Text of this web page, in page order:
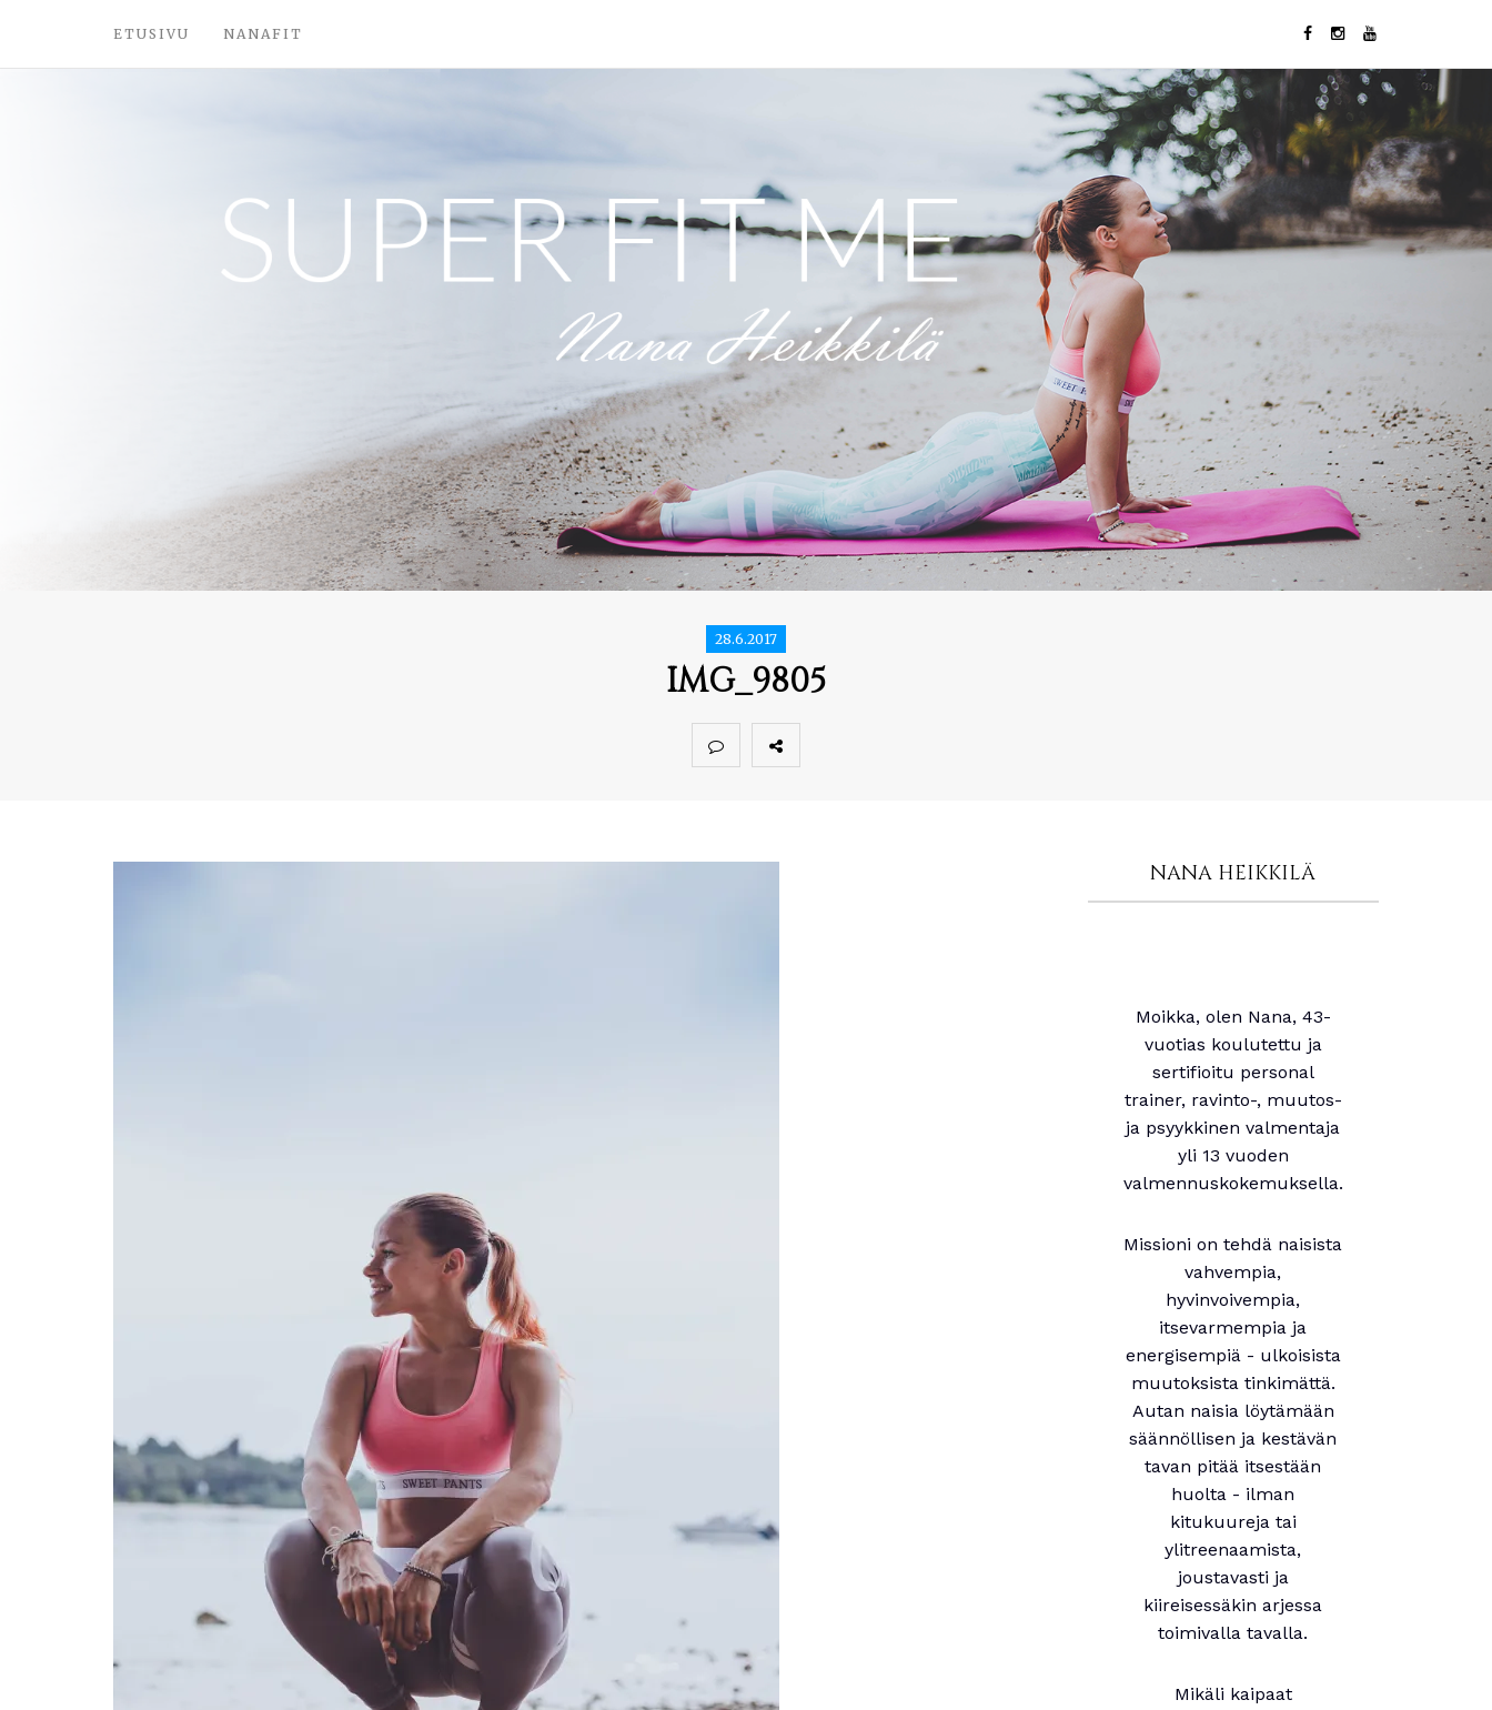
ETUSIVU NANAFIT
28.6.2017
IMG_9805
NANA HEIKKILÄ
Moikka, olen Nana, 43-
vuotias koulutettu ja
sertifioitu personal
trainer, ravinto-, muutos-
ja psyykkinen valmentaja
yli 13 vuoden
valmennuskokemuksella.
Missioni on tehdä naisista
vahvempia,
hyvinvoivempia,
itsevarmempia ja
energisempiä - ulkoisista
muutoksista tinkimättä.
Autan naisia löytämään
säännöllisen ja kestävän
tavan pitää itsestään
huolta - ilman
kitukuureja tai
ylitreenaamista,
joustavasti ja
kiireisessäkin arjessa
toimivalla tavalla.
Mikäli kaipaat